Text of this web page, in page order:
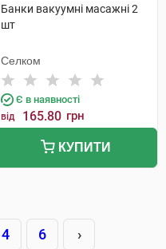
Банки вакуумні масажні 2
шт
Селком
Є в наявності
від 165.80 грн
КУПИТИ
4 6 ›